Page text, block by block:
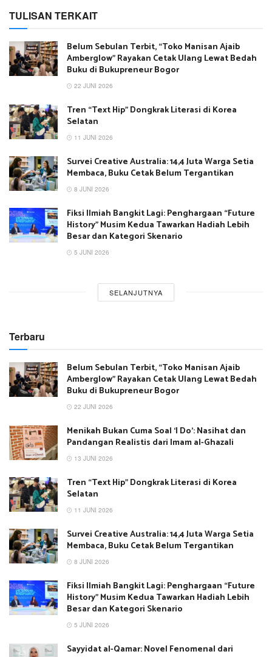
TULISAN TERKAIT
Belum Sebulan Terbit, “Toko Manisan Ajaib
Amberglow” Rayakan Cetak Ulang Lewat Bedah
Buku di Bukupreneur Bogor
22 JUNI 2026
Tren “Text Hip” Dongkrak Literasi di Korea
Selatan
11 JUNI 2026
Survei Creative Australia: 14,4 Juta Warga Setia
Membaca, Buku Cetak Belum Tergantikan
8 JUNI 2026
Fiksi Ilmiah Bangkit Lagi: Penghargaan “Future
History” Musim Kedua Tawarkan Hadiah Lebih
Besar dan Kategori Skenario
5 JUNI 2026
SELANJUTNYA
Terbaru
Belum Sebulan Terbit, “Toko Manisan Ajaib
Amberglow” Rayakan Cetak Ulang Lewat Bedah
Buku di Bukupreneur Bogor
22 JUNI 2026
Menikah Bukan Cuma Soal ‘I Do’: Nasihat dan
Pandangan Realistis dari Imam al-Ghazali
13 JUNI 2026
Tren “Text Hip” Dongkrak Literasi di Korea
Selatan
11 JUNI 2026
Survei Creative Australia: 14,4 Juta Warga Setia
Membaca, Buku Cetak Belum Tergantikan
8 JUNI 2026
Fiksi Ilmiah Bangkit Lagi: Penghargaan “Future
History” Musim Kedua Tawarkan Hadiah Lebih
Besar dan Kategori Skenario
5 JUNI 2026
Sayyidat al-Qamar: Novel Fenomenal dari